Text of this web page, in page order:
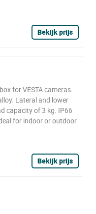
Bekijk prijs
for VESTA cameras.
Lateral and lower
capacity of 3 kg. IP66
for indoor or outdoor
Bekijk prijs